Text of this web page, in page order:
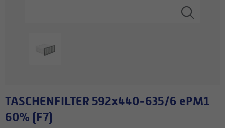
TASCHENFILTER 592x440-635/6 ePM1
60% (F7)